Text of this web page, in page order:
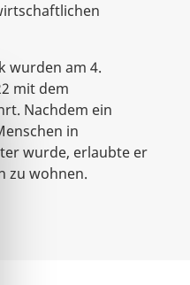
wurden am 4.
mit dem
Nachdem ein
in
wurde, erlaubte er
zu wohnen.